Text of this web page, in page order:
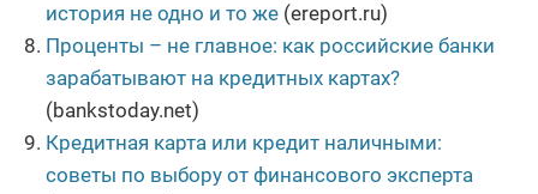
история не одно и то же (ereport.ru)
Проценты – не главное: как российские банки
зарабатывают на кредитных картах?
(bankstoday.net)
Кредитная карта или кредит наличными:
советы по выбору от финансового эксперта